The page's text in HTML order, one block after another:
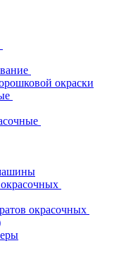
окраски
окрасочных